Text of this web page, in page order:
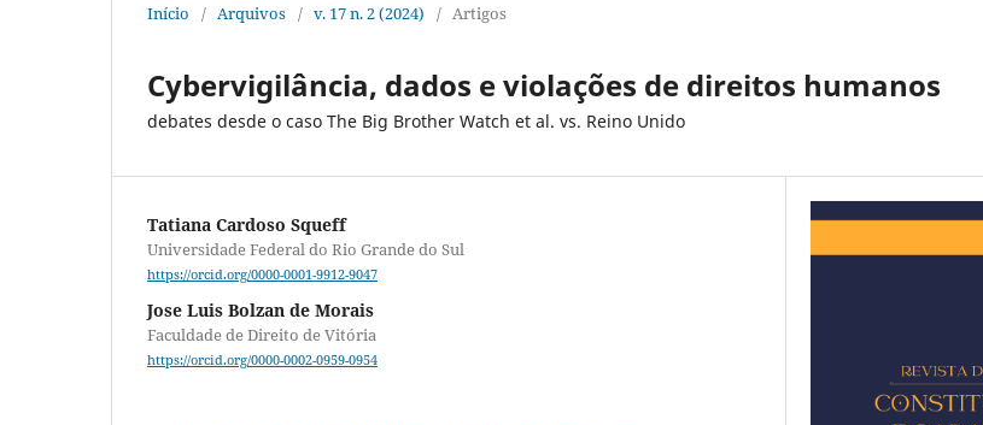
Início / Arquivos / v. 17 n. 2 (2024) / Artigos
Cybervigilância, dados e violações de direitos humanos
debates desde o caso The Big Brother Watch et al. vs. Reino Unido
Tatiana Cardoso Squeff
Universidade Federal do Rio Grande do Sul
https://orcid.org/0000-0001-9912-9047
Jose Luis Bolzan de Morais
Faculdade de Direito de Vitória
https://orcid.org/0000-0002-0959-0954